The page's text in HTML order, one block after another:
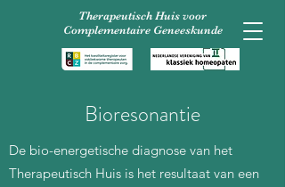
Therapeutisch Huis voor
Complementaire Geneeskunde
Bioresonantie
De bio-energetische diagnose van het
Therapeutisch Huis is het resultaat van een